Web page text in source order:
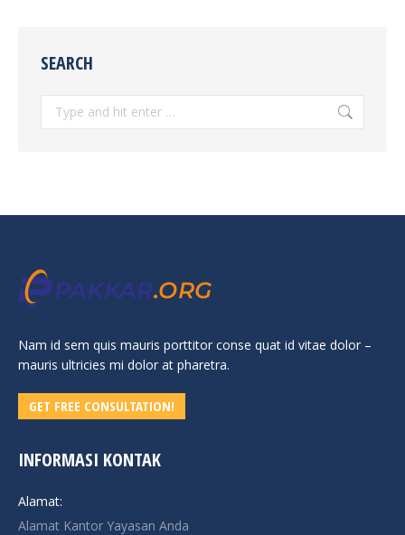
SEARCH
Search:
Nam id sem quis mauris porttitor conse quat id vitae dolor –
mauris ultricies mi dolor at pharetra.
GET FREE CONSULTATION!
INFORMASI KONTAK
Alamat:
Alamat Kantor Yayasan Anda